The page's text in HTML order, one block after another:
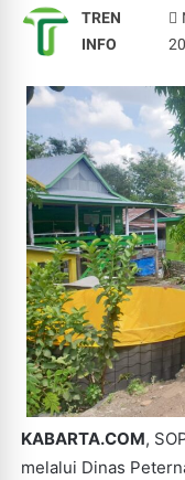
TREN
INFO
KABARTA.COM,
melalui Dinas